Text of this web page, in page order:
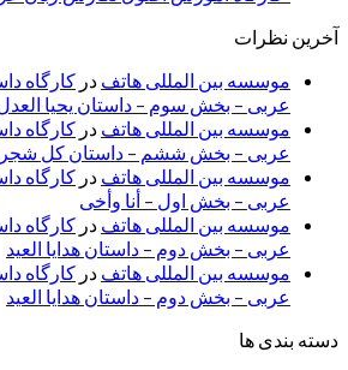
آخرین نظرات
موسسه بین المللی هاتف در کارگاه
عربی – بخش سوم – داستان یحیا
موسسه بین المللی هاتف در کارگاه
عربی – بخش ششم – داستان کل
موسسه بین المللی هاتف در کارگاه
عربی – بخش اول – أنا وأخی
موسسه بین المللی هاتف در کارگاه
عربی – بخش دوم – داستان هدایا العید
موسسه بین المللی هاتف در کارگاه
عربی – بخش دوم – داستان هدایا العید
دسته بندی ها